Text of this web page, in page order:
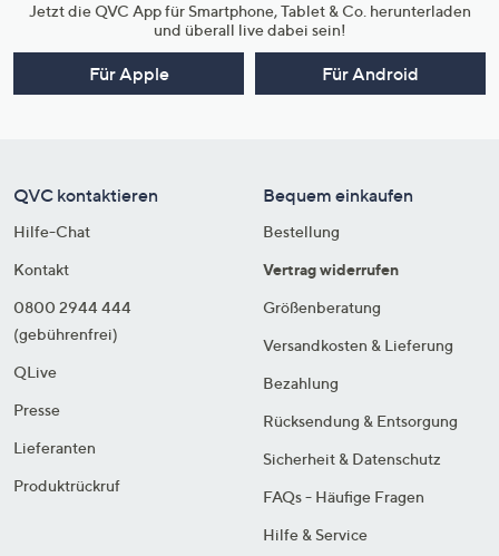
Jetzt die QVC App für Smartphone, Tablet & Co. herunterladen
und überall live dabei sein!
Für Apple Für Android
QVC kontaktieren
Hilfe-Chat
Kontakt
0800 2944 444
(gebührenfrei)
QLive
Presse
Lieferanten
Produktrückruf
Bequem einkaufen
Bestellung
Vertrag widerrufen
Größenberatung
Versandkosten & Lieferung
Bezahlung
Rücksendung & Entsorgung
Sicherheit & Datenschutz
FAQs - Häufige Fragen
Hilfe & Service